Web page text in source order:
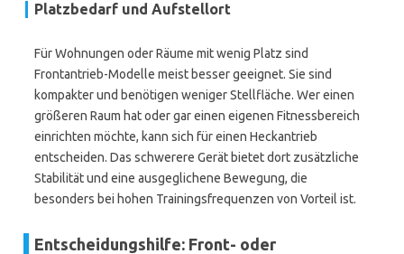
Platzbedarf und Aufstellort
Für Wohnungen oder Räume mit wenig Platz sind
Frontantrieb-Modelle meist besser geeignet. Sie sind
kompakter und benötigen weniger Stellfläche. Wer einen
größeren Raum hat oder gar einen eigenen Fitnessbereich
einrichten möchte, kann sich für einen Heckantrieb
entscheiden. Das schwerere Gerät bietet dort zusätzliche
Stabilität und eine ausgeglichene Bewegung, die
besonders bei hohen Trainingsfrequenzen von Vorteil ist.
Entscheidungshilfe: Front- oder